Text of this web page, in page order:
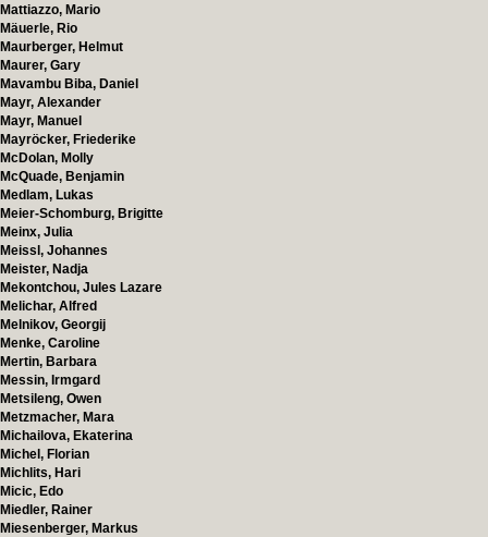
Mattiazzo, Mario
Mäuerle, Rio
Maurberger, Helmut
Maurer, Gary
Mavambu Biba, Daniel
Mayr, Alexander
Mayr, Manuel
Mayröcker, Friederike
McDolan, Molly
McQuade, Benjamin
Medlam, Lukas
Meier-Schomburg, Brigitte
Meinx, Julia
Meissl, Johannes
Meister, Nadja
Mekontchou, Jules Lazare
Melichar, Alfred
Melnikov, Georgij
Menke, Caroline
Mertin, Barbara
Messin, Irmgard
Metsileng, Owen
Metzmacher, Mara
Michailova, Ekaterina
Michel, Florian
Michlits, Hari
Micic, Edo
Miedler, Rainer
Miesenberger, Markus